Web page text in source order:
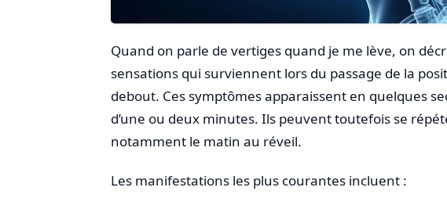
Quand on parle de vertiges quand je me lève, on
sensations qui surviennent lors du passage de la
debout. Ces symptômes apparaissent en quelques
d’une ou deux minutes. Ils peuvent toutefois se
notamment le matin au réveil.
Les manifestations les plus courantes incluent :